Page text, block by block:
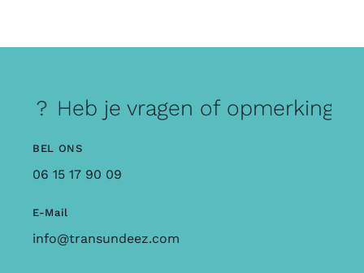
Heb je vragen of opmerkingen ?
BEL ONS
06 15 17 90 09
E-Mail
info@transundeez.com